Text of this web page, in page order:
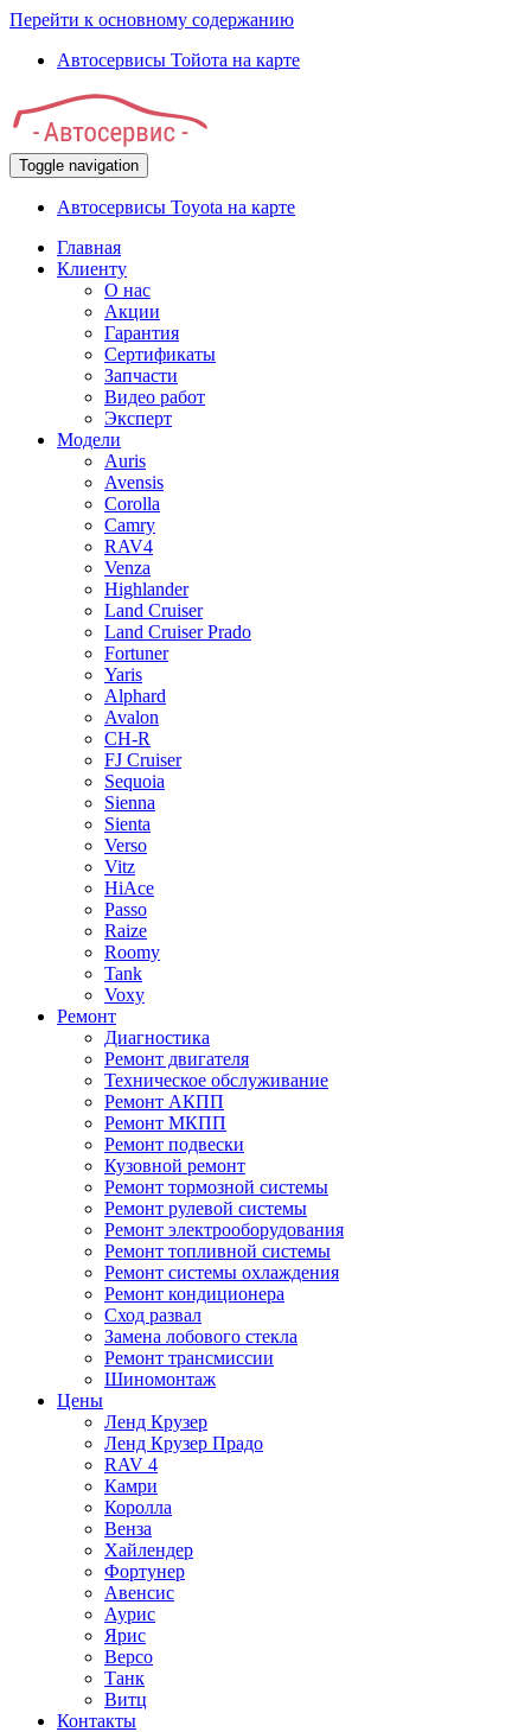
Перейти к основному содержанию
Автосервисы Тойота на карте
Toggle navigation
Автосервисы Toyota на карте
Главная
Клиенту
О нас
Акции
Гарантия
Сертификаты
Запчасти
Видео работ
Эксперт
Модели
Auris
Avensis
Corolla
Camry
RAV4
Venza
Highlander
Land Cruiser
Land Cruiser Prado
Fortuner
Yaris
Alphard
Avalon
CH-R
FJ Cruiser
Sequoia
Sienna
Sienta
Verso
Vitz
HiAce
Passo
Raize
Roomy
Tank
Voxy
Ремонт
Диагностика
Ремонт двигателя
Техническое обслуживание
Ремонт АКПП
Ремонт МКПП
Ремонт подвески
Кузовной ремонт
Ремонт тормозной системы
Ремонт рулевой системы
Ремонт электрооборудования
Ремонт топливной системы
Ремонт системы охлаждения
Ремонт кондиционера
Сход развал
Замена лобового стекла
Ремонт трансмиссии
Шиномонтаж
Цены
Ленд Крузер
Ленд Крузер Прадо
RAV 4
Камри
Королла
Венза
Хайлендер
Фортунер
Авенсис
Аурис
Ярис
Версо
Танк
Витц
Контакты